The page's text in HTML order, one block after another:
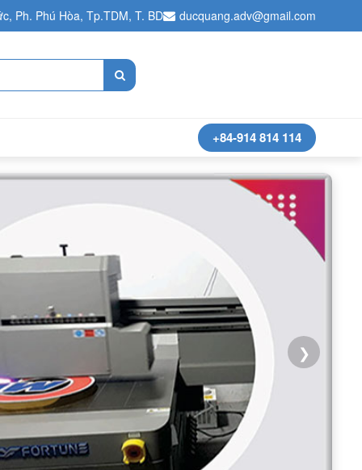
Ph. Phú Hòa, Tp.TDM, T. BD ducquang.adv@gmail.com
+84-914 814 114
❯